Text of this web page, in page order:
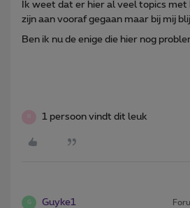
Ik weet dat er hier al veel topics
zijn aan vooraf gegaan maar bij mij
Ben ik nu de enige die hier nog
1 persoon vindt dit leuk
G Guyke1